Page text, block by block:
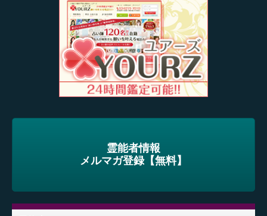
霊能者情報
メルマガ登録【無料】